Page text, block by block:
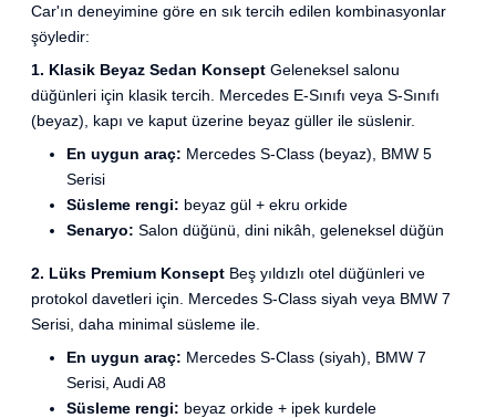
Car'ın deneyimine göre en sık tercih edilen kombinasyonlar
şöyledir:
1. Klasik Beyaz Sedan Konsept Geleneksel salonu
düğünleri için klasik tercih. Mercedes E-Sınıfı veya S-Sınıfı
(beyaz), kapı ve kaput üzerine beyaz güller ile süslenir.
En uygun araç: Mercedes S-Class (beyaz), BMW 5
Serisi
Süsleme rengi: beyaz gül + ekru orkide
Senaryo: Salon düğünü, dini nikâh, geleneksel düğün
2. Lüks Premium Konsept Beş yıldızlı otel düğünleri ve
protokol davetleri için. Mercedes S-Class siyah veya BMW 7
Serisi, daha minimal süsleme ile.
En uygun araç: Mercedes S-Class (siyah), BMW 7
Serisi, Audi A8
Süsleme rengi: beyaz orkide + ipek kurdele